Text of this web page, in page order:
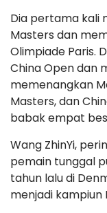
Dia pertama kali
Masters dan
Olimpiade Paris.
China Open dan
memenangkan
Masters, dan
babak empat
Wang ZhinYi,
pemain tunggal
tahun lalu di
menjadi kampiun